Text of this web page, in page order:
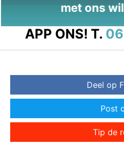
met ons
APP ONS! T.
Deel op
Post
Tip de